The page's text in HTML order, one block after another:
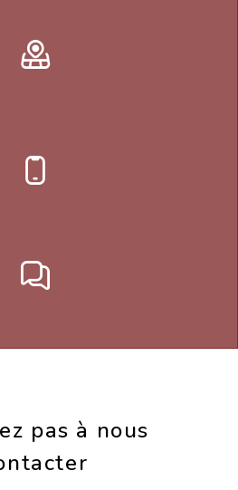
pas à nous